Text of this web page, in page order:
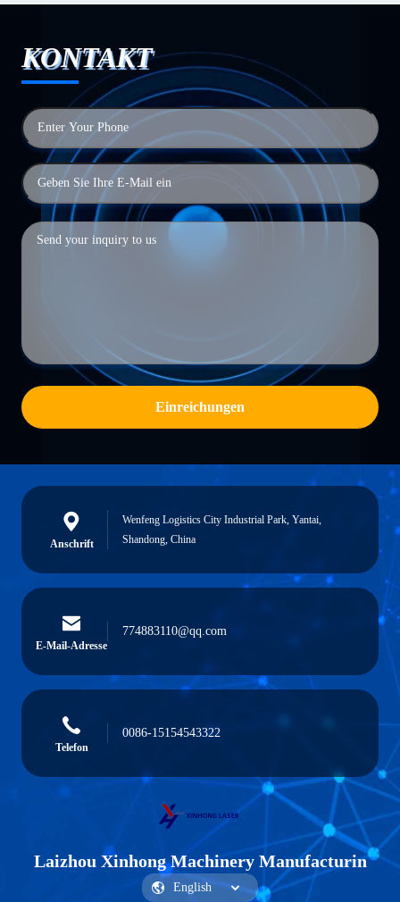
KONTAKT
Einreichungen
Anschrift
Wenfeng Logistics City Industrial Park, Yantai,
Shandong, China
E-Mail-Adresse
774883110@qq.com
Telefon
0086-15154543322
Laizhou Xinhong Machinery Manufacturin